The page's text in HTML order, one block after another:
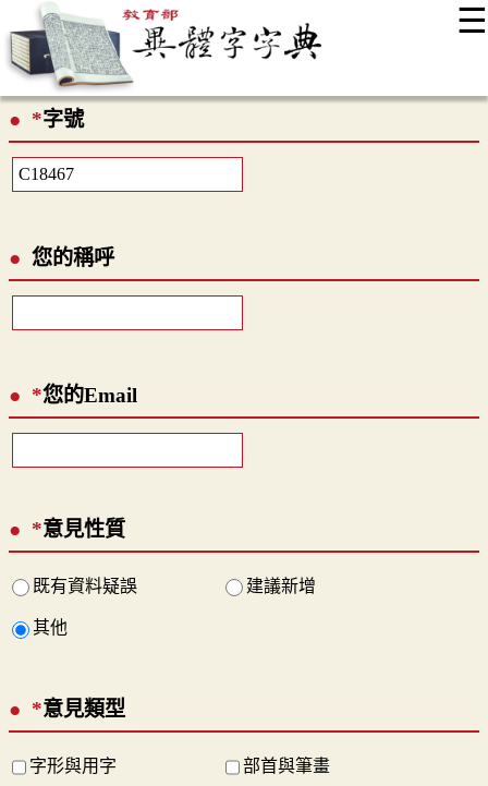
☰
最新消息
*字號
您的稱呼
*您的Email
*意見性質
既有資料疑誤 建議新增
其他
*意見類型
字形與用字 部首與筆畫